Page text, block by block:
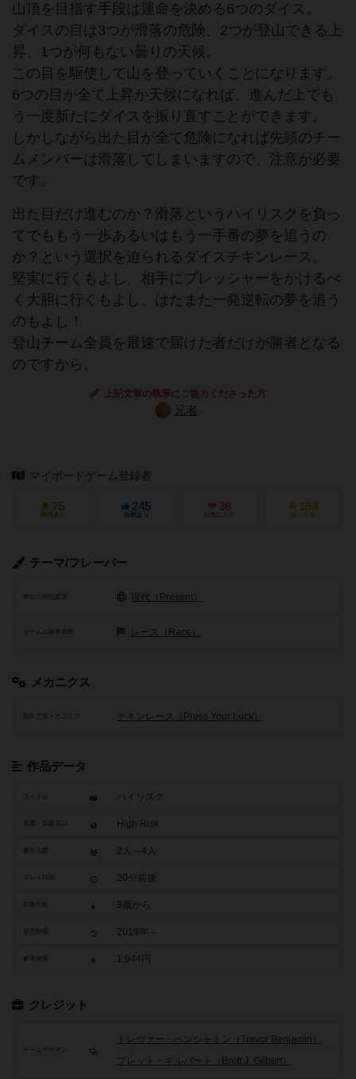
山頂を目指す手段は運命を決める6つのダイス。
ダイスの目は3つが滑落の危険、2つが登山できる上
昇、1つが何もない曇りの天候。
この目を駆使して山を登っていくことになります。
6つの目が全て上昇か天候になれば、進んだ上でも
う一度新たにダイスを振り直すことができます。
しかしながら出た目が全て危険になれば先頭のチー
ムメンバーは滑落してしまいますので、注意が必要
です。
出た目だけ進むのか？滑落というハイリスクを負っ
てでももう一歩あるいはもう一手番の夢を追うの
か？という選択を迫られるダイスチキンレース。
堅実に行くもよし、相手にプレッシャーをかけるべ
く大胆に行くもよし、はたまた一発逆転の夢を追う
のもよし！
登山チーム全員を最速で届けた者だけが勝者となる
のですから。
上記文章の執筆にご協力くださった方
兄者
マイボードゲーム登録者
75
興味あり
245
経験あり
36
お気に入り
164
持ってる
テーマ/フレーバー
舞台の時代背景 現代（Present）
ゲームの基本目的 レース（Race）
メカニクス
頻出するメカニクス チキンレース（Press Your Luck）
作品データ
タイトル ハイリスク
High Risk
参加人数 2人～4人
20分前後
8歳から
2019年～
参考価格 1,944円
クレジット
ゲームデザイン
トレヴァー・ベンジャミン（Trevor Benjamin）
ブレット・ギルバート（Brett J. Gilbert）